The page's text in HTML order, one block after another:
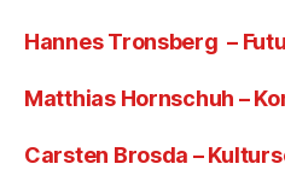
Hannes Tronsberg –
Matthias Hornschuh –
Carsten Brosda –